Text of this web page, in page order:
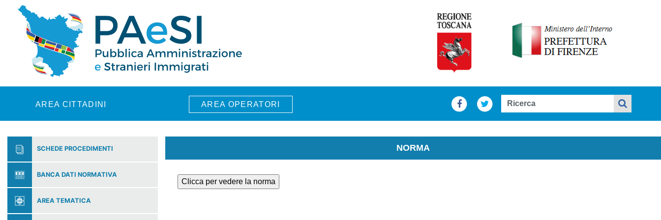
Skip to main content
AREA CITTADINI AREA OPERATORI
SCHEDE PROCEDIMENTI
BANCA DATI NORMATIVA
AREA TEMATICA
NORMA
Clicca per vedere la norma